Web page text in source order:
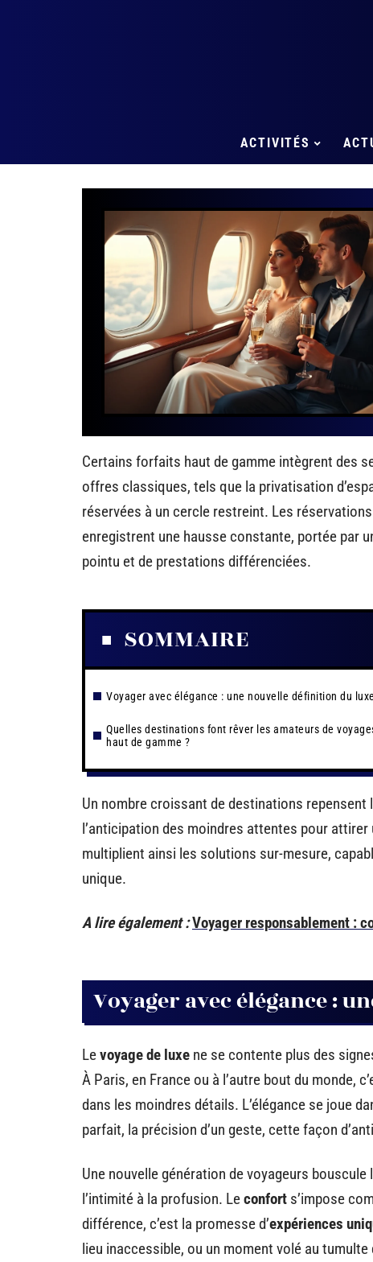
ACTIVITÉS
Certains forfaits haut de gamme intègrent des
offres classiques, tels que la privatisation
réservées à un cercle restreint. Les
enregistrent une hausse constante, portée par
pointu et de prestations différenciées.
SOMMAIRE
Voyager avec élégance : une nouvelle définition du luxe
Quelles destinations font rêver les amateurs de
haut de gamme ?
Un nombre croissant de destinations
l’anticipation des moindres attentes pour
multiplient ainsi les solutions sur-mesure,
unique.
A lire également :Voyager responsablement :
Voyager avec élégance :
Levoyage de luxe ne se contente plus des
À Paris, en France ou à l’autre bout du monde,
dans les moindres détails. L’élégance se joue
parfait, la précision d’un geste, cette façon
Une nouvelle génération de voyageurs
l’intimité à la profusion. Leconfort s’impose
différence, c’est la promesse d’expériences
lieu inaccessible, ou un moment volé au tumulte